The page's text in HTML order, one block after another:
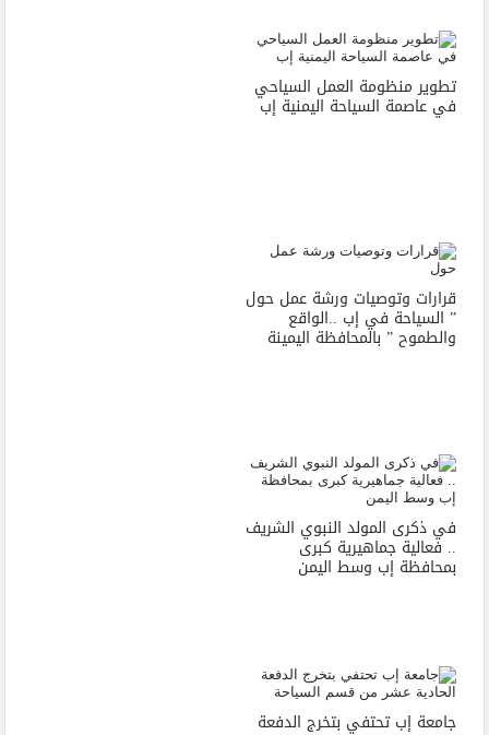
تطوير منظومة العمل السياحي
في عاصمة السياحة اليمنية إب
قرارات وتوصيات ورشة عمل حول
” السياحة في إب ..الواقع
والطموح ” بالمحافظة اليمينة
في ذكرى المولد النبوي الشريف
.. فعالية جماهيرية كبرى
بمحافظة إب وسط اليمن
جامعة إب تحتفي بتخرج الدفعة